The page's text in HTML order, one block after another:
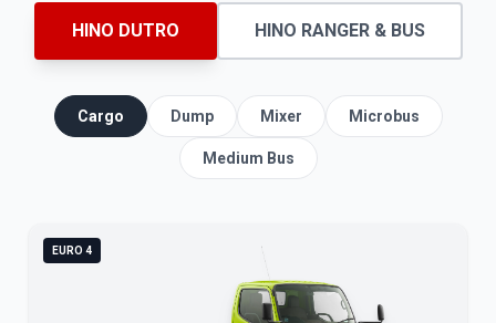
HINO DUTRO HINO RANGER & BUS
Cargo Dump Mixer Microbus
Medium Bus
EURO 4